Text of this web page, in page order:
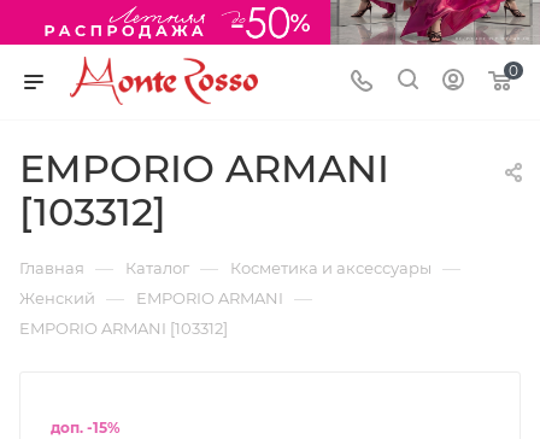
0
EMPORIO ARMANI
[103312]
Главная — Каталог — Косметика и аксессуары —
Женский — EMPORIO ARMANI —
EMPORIO ARMANI [103312]
доп. -15%